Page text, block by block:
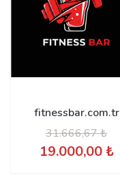
fitnessbar.com.tr
31.666,67 ₺
19.000,00 ₺